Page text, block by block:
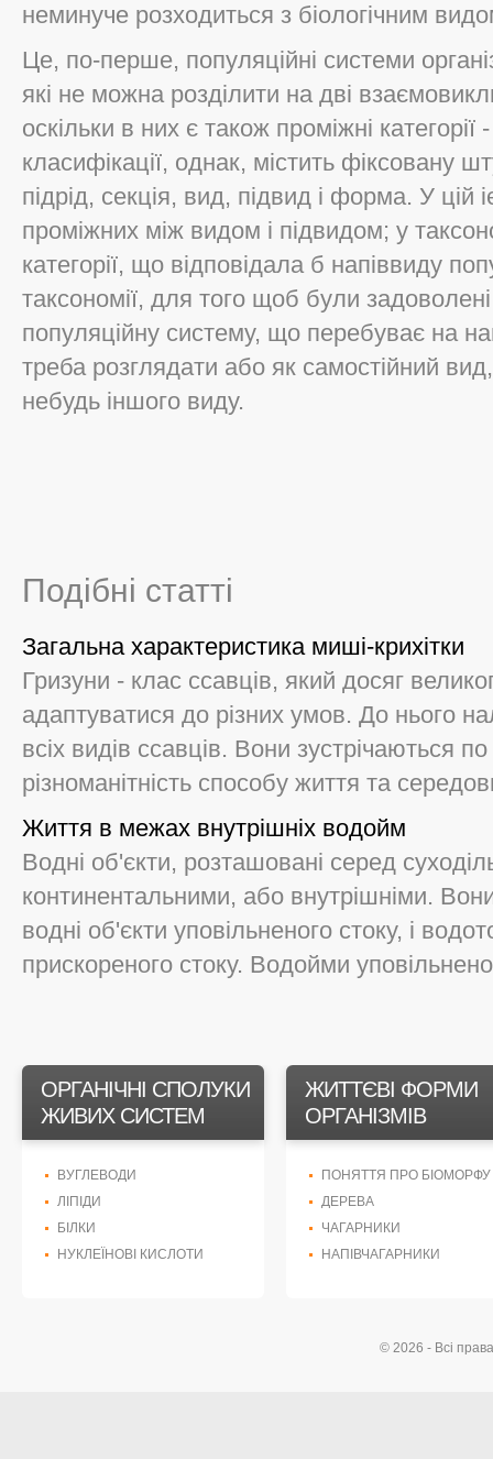
неминуче розходиться з біологічним
Це, по-перше, популяційні системи
які не можна розділити на дві
оскільки в них є також проміжні
класифікації, однак, містить фіксовану
підрід, секція, вид, підвид і форма. У цій
проміжних між видом і підвидом; у
категорії, що відповідала б напіввиду
таксономії, для того щоб були
популяційну систему, що перебуває на
треба розглядати або як самостійний
небудь іншого виду.
Подібні статті
Загальна характеристика миші-крихітки
Гризуни - клас ссавців, який досяг
адаптуватися до різних умов. До нього
всіх видів ссавців. Вони зустрічаються
різноманітність способу життя та
Життя в межах внутрішніх водойм
Водні об'єкти, розташовані серед
континентальними, або внутрішніми.
водні об'єкти уповільненого стоку, і
прискореного стоку. Водойми
ОРГАНІЧНІ СПОЛУКИ
ЖИВИХ СИСТЕМ
ВУГЛЕВОДИ
ЛІПІДИ
БІЛКИ
НУКЛЕЇНОВІ КИСЛОТИ
ЖИТТЄВІ ФОРМИ
ОРГАНІЗМІВ
ПОНЯТТЯ ПРО БІОМОРФУ
ДЕРЕВА
ЧАГАРНИКИ
НАПІВЧАГАРНИКИ
© 2026 - Всі